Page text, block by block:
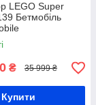
LEGO Super
Бетмобіль
₴ 35 999 ₴
Купити